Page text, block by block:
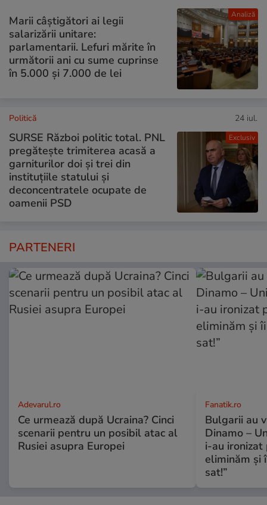
Analiză
Marii câștigători ai legii
salarizării unitare:
parlamentarii. Lefuri mărite în
următorii ani cu sume cuprinse
în 5.000 și 7.000 de lei
Exclusiv
Politică 24 iul.
SURSE Război politic total. PNL
pregătește trimiterea acasă a
garniturilor doi și trei din
instituțiile statului și
deconcentratele ocupate de
oamenii PSD
PARTENERI
Adevarul.ro
Ce urmează după Ucraina? Cinci
scenarii pentru un posibil atac al
Rusiei asupra Europei
Fanatik.ro
Bulgarii au
Dinamo –
i-au ironizat
eliminăm și
sat!”